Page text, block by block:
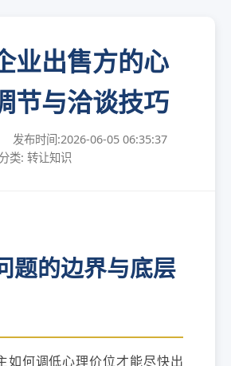
业出售方的心
节与洽谈技巧
发布时间:2026-06-05 06:35:37
分类: 转让知识
题的边界与底层
如何调低心理价位才能尽快出